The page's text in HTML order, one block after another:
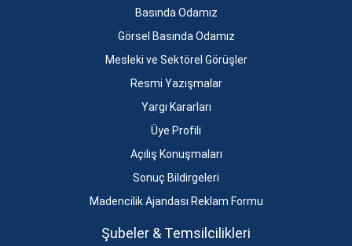
Basında Odamız
Görsel Basında Odamız
Mesleki ve Sektörel Görüşler
Resmi Yazışmalar
Yargı Kararları
Üye Profili
Açılış Konuşmaları
Sonuç Bildirgeleri
Madencilik Ajandası Reklam Formu
Şubeler & Temsilcilikleri